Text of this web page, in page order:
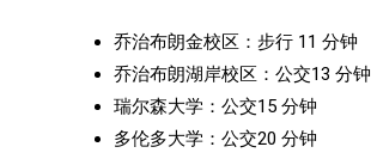
乔治布朗金校区：步行 11 分钟
乔治布朗湖岸校区：公交13 分钟
瑞尔森大学：公交15 分钟
多伦多大学：公交20 分钟